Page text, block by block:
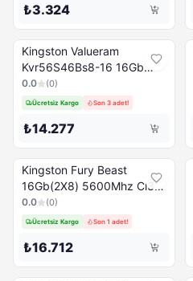
₺3.324
Kingston Valueram
Kvr56S46Bs8-16 16Gb
Ddr5 5600Mhz Cl46
Notebook
0.0 (0)
Ücretsiz Kargo Son 3 adet!
₺14.277
Kingston Fury Beast
16Gb(2X8) 5600Mhz Cl36
Ddr5 Kf556C36Bbek2-
16Tr
0.0 (0)
Ücretsiz Kargo Son 1 adet!
₺16.712